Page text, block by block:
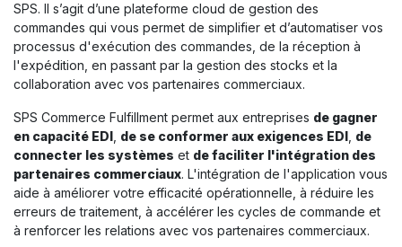
SPS. Il s’agit d’une plateforme cloud de gestion des
commandes qui vous permet de simplifier et d’automatiser vos
processus d'exécution des commandes, de la réception à
l'expédition, en passant par la gestion des stocks et la
collaboration avec vos partenaires commerciaux.
SPS Commerce Fulfillment permet aux entreprises de gagner
en capacité EDI de se conformer aux exigences EDI de
connecter les systèmes et de faciliter l'intégration des
partenaires commerciaux. L'intégration de l'application vous
aide à améliorer votre efficacité opérationnelle, à réduire les
erreurs de traitement, à accélérer les cycles de commande et
à renforcer les relations avec vos partenaires commerciaux.